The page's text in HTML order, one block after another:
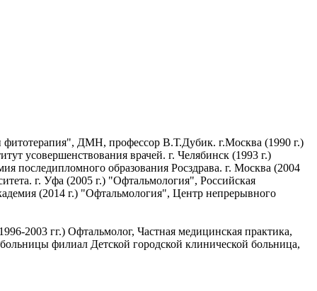
ДМН, профессор В.Т.Дубик. г.Москва (1990 г.)
усовершенствования врачей. г. Челябинск (1993 г.)
последипломного образования Росздрава. г. Москва (2004
г. Уфа (2005 г.) "Офтальмология", Российская
(2014 г.) "Офтальмология", Центр непрерывного
2003 гг.) Офтальмолог, Частная медицинская практика,
филиал Детской городской клинической больница,